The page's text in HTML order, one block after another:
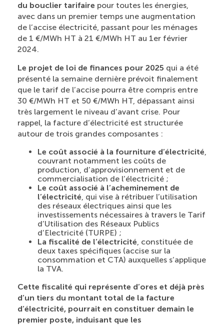
du bouclier tarifaire pour toutes les énergies,
avec dans un premier temps une augmentation
de l’accise électricité, passant pour les ménages
de 1 €/MWh HT à 21 €/MWh HT au 1er février
2024.
Le projet de loi de finances pour 2025 qui a été
présenté la semaine dernière prévoit finalement
que le tarif de l’accise pourra être compris entre
30 €/MWh HT et 50 €/MWh HT, dépassant ainsi
très largement le niveau d’avant crise. Pour
rappel, la facture d’électricité est structurée
autour de trois grandes composantes :
Le coût associé à la fourniture d’électricité,
couvrant notamment les coûts de
production, d’approvisionnement et de
commercialisation de l’électricité ;
Le coût associé à l’acheminement de
l’électricité, qui vise à rétribuer l’utilisation
des réseaux électriques ainsi que les
investissements nécessaires à travers le Tarif
d’Utilisation des Réseaux Publics
d’Electricité (TURPE) ;
La fiscalité de l’électricité, constituée de
deux taxes spécifiques (accise sur la
consommation et CTA) auxquelles s’applique
la TVA.
Cette fiscalité qui représente d’ores et déjà près
d’un tiers du montant total de la facture
d’électricité, pourrait en constituer demain le
premier poste, induisant que les